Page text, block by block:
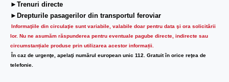
►Trenuri directe
►Drepturile pasagerilor din transportul feroviar
Informaţiile din circulaţie sunt variabile, valabile doar pentru data şi ora solicitării
lor. Nu ne asumăm răspunderea pentru eventuale pagube directe, indirecte sau
circumstanțiale produse prin utilizarea acestor informații.
În caz de urgenţe, apelaţi numărul european unic 112. Gratuit în orice reţea de
telefonie.